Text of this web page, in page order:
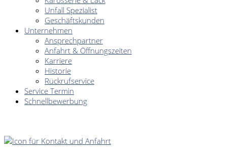
Unfall Spezialist
Geschäftskunden
Unternehmen
Ansprechpartner
Anfahrt & Öffnungszeiten
Karriere
Historie
Rückrufservice
Service Termin
Schnellbewerbung